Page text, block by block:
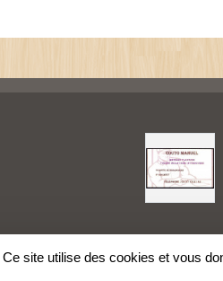
Ce site utilise des cookies et vous